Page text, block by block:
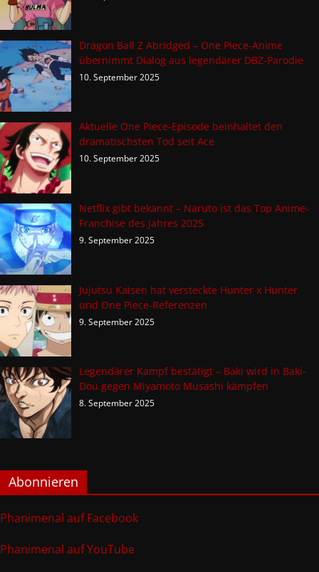
Dragon Ball Z Abridged – One Piece-Anime
übernimmt Dialog aus legendärer DBZ-Parodie
10. September 2025
Aktuelle One Piece-Episode beinhaltet den
dramatischsten Tod seit Ace
10. September 2025
Netflix gibt bekannt – Naruto ist das Top Anime-
Franchise des Jahres 2025
9. September 2025
Jujutsu Kaisen hat versteckte Hunter x Hunter
und One Piece-Referenzen
9. September 2025
Legendärer Kampf bestätigt – Baki wird in Baki-
Dou gegen Miyamoto Musashi kämpfen
8. September 2025
Abonnieren
Phanimenal auf Facebook
Phanimenal auf YouTube